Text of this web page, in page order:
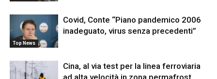
Top News
Covid, Conte “Piano pandemico 2006
inadeguato, virus senza precedenti”
Cina, al via test per la linea ferroviaria